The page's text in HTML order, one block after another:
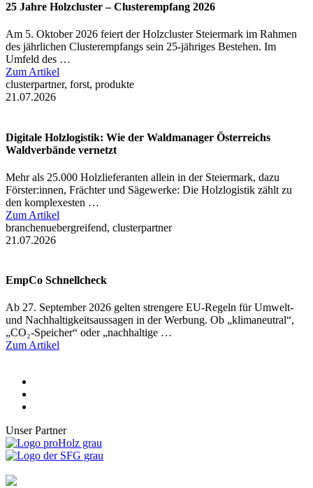
25 Jahre Holzcluster – Clusterempfang 2026
Am 5. Oktober 2026 feiert der Holzcluster Steiermark im Rahmen
des jährlichen Clusterempfangs sein 25-jähriges Bestehen. Im
Umfeld des …
Zum Artikel
clusterpartner, forst, produkte
21.07.2026
Digitale Holzlogistik: Wie der Waldmanager Österreichs
Waldverbände vernetzt
Mehr als 25.000 Holzlieferanten allein in der Steiermark, dazu
Förster:innen, Frächter und Sägewerke: Die Holzlogistik zählt zu
den komplexesten …
Zum Artikel
branchenuebergreifend, clusterpartner
21.07.2026
EmpCo Schnellcheck
Ab 27. September 2026 gelten strengere EU-Regeln für Umwelt-
und Nachhaltigkeitsaussagen in der Werbung. Ob „klimaneutral“,
„CO₂-Speicher“ oder „nachhaltige …
Zum Artikel
Unser Partner